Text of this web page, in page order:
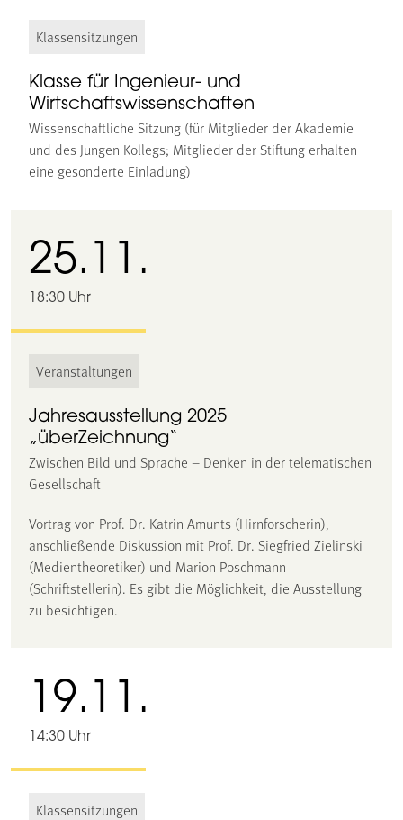
Klassensitzungen
Klasse für Ingenieur- und
Wirtschaftswissenschaften
Wissenschaftliche Sitzung (für Mitglieder der Akademie
und des Jungen Kollegs; Mitglieder der Stiftung erhalten
eine gesonderte Einladung)
25.11.
18:30 Uhr
Veranstaltungen
Jahresausstellung 2025
„überZeichnung“
Zwischen Bild und Sprache – Denken in der telematischen
Gesellschaft
Vortrag von Prof. Dr. Katrin Amunts (Hirnforscherin),
anschließende Diskussion mit Prof. Dr. Siegfried Zielinski
(Medientheoretiker) und Marion Poschmann
(Schriftstellerin). Es gibt die Möglichkeit, die Ausstellung
zu besichtigen.
19.11.
14:30 Uhr
Klassensitzungen